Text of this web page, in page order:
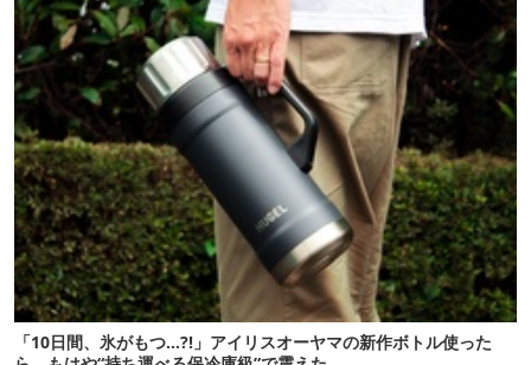
「10日間、氷がもつ…?!」アイリスオーヤマの新作ボトル使った